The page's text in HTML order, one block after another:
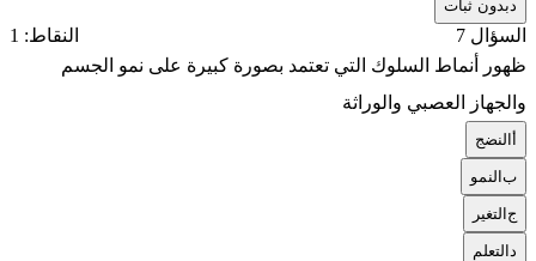
بدون ثبات
السؤال 7
النقاط: 1
ظهور أنماط السلوك التي تعتمد بصورة كبيرة على نمو الجسم
والجهاز العصبي والوراثة
النضج
بالنمو
جالتغير
التعلم